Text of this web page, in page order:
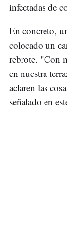
infectadas de
En concreto,
colocado un
rebrote. "Con
en nuestra
aclaren las
señalado en